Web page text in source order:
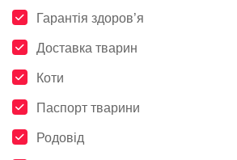
Гарантія здоров’я
Доставка тварин
Коти
Паспорт тварини
Родовід